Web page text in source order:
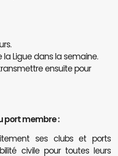
Ligue dans la semaine.
ensuite pour
port membre :
ses clubs et ports
civile pour toutes leurs